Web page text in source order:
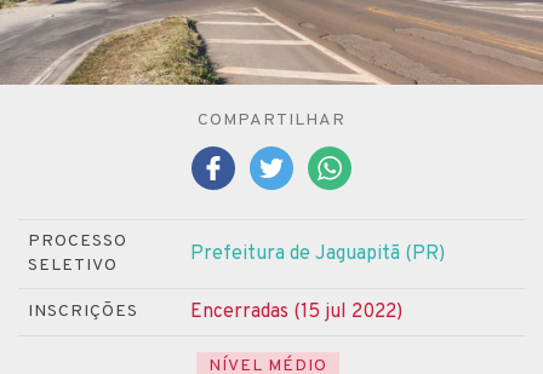
COMPARTILHAR
PROCESSO
SELETIVO
Prefeitura de Jaguapitã (PR)
INSCRIÇÕES Encerradas (15 jul 2022)
NÍVEL MÉDIO